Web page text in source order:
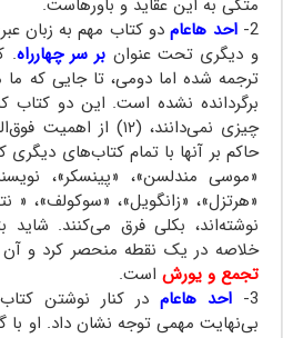
2- احد هاعامدو کتاب مهم به زبان
و دیگری تحت عنوان بر سر چهارراه.
ترجمه شده اما دومی، تا جایی که ما
برگردانده نشده است. این دو کتاب
چیزی نمی‌دانند، (۱۲) از
«موسی مندلسن»، «پینسکر»،
«هرتزل»، «زانگویل»، «سوکولف»، «
نوشته‌اند، بکلی فرق می‌کنند. شاید
خلاصه در یک نقطه منحصر کرد و
تجمع و یورش است.
3-
احد هاعام در کنار نوشتن
بی‌نهایت مهمی توجه نشان داد. او با